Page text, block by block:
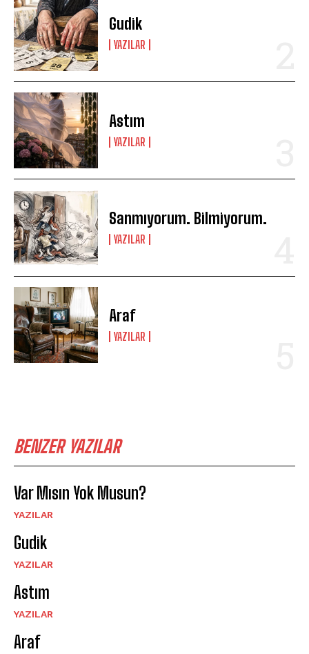
Gudik
YAZILAR
Astım
YAZILAR
Sanmıyorum. Bilmiyorum.
YAZILAR
Araf
YAZILAR
BENZER YAZILAR
Var Mısın Yok Musun?
YAZILAR
Gudik
YAZILAR
Astım
YAZILAR
Araf